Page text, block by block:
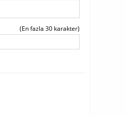
(En fazla 30 karakter)